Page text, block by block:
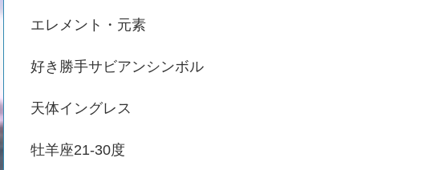
エレメント・元素
好き勝手サビアンシンボル
天体イングレス
牡羊座21-30度